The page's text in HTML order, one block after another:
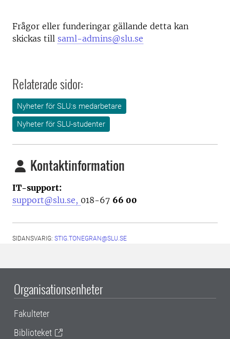
Frågor eller funderingar gällande detta kan
skickas till saml-admins@slu.se
Relaterade sidor:
Nyheter för SLU:s medarbetare
Nyheter för SLU-studenter
Kontaktinformation
IT-support:
support@slu.se, 018-67 66 00
SIDANSVARIG: STIG.TONEGRAN@SLU.SE
Organisationsenheter
Fakulteter
Biblioteket